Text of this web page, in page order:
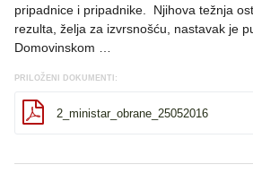
pripadnice i pripadnike. Njihova težnja
rezulta, želja za izvrsnošću, nastavak je
Domovinskom …
PRILOŽENI DOKUMENTI:
2_ministar_obrane_25052016